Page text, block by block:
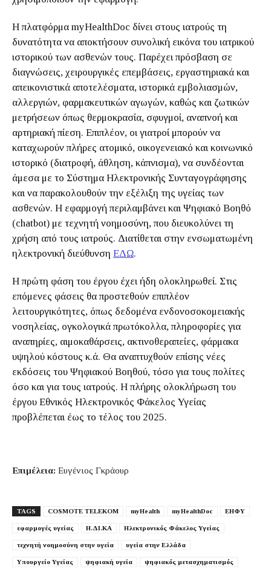
Η πλατφόρμα myHealthDoc δίνει στους ιατρούς τη
δυνατότητα να αποκτήσουν συνολική εικόνα του ιατρικού
ιστορικού των ασθενών τους. Παρέχει πρόσβαση σε
διαγνώσεις, χειρουργικές επεμβάσεις, εργαστηριακά και
απεικονιστικά αποτελέσματα, ιστορικά εμβολιασμών,
αλλεργιών, φαρμακευτικών αγωγών, καθώς και ζωτικών
μετρήσεων όπως θερμοκρασία, σφυγμοί, αναπνοή και
αρτηριακή πίεση. Επιπλέον, οι γιατροί μπορούν να
καταχωρούν πλήρες ατομικό, οικογενειακό και κοινωνικό
ιστορικό (διατροφή, άθληση, κάπνισμα), να συνδέονται
άμεσα με το Σύστημα Ηλεκτρονικής Συνταγογράφησης
και να παρακολουθούν την εξέλιξη της υγείας των
ασθενών. Η εφαρμογή περιλαμβάνει και Ψηφιακό Βοηθό
(chatbot) με τεχνητή νοημοσύνη, που διευκολύνει τη
χρήση από τους ιατρούς. Διατίθεται στην ενσωματωμένη
ηλεκτρονική διεύθυνση ΕΔΩ.
Η πρώτη φάση του έργου έχει ήδη ολοκληρωθεί. Στις
επόμενες φάσεις θα προστεθούν επιπλέον
λειτουργικότητες, όπως δεδομένα ενδονοσοκομειακής
νοσηλείας, ογκολογικά πρωτόκολλα, πληροφορίες για
αναπηρίες, αιμοκαθάρσεις, ακτινοθεραπείες, φάρμακα
υψηλού κόστους κ.ά. Θα αναπτυχθούν επίσης νέες
εκδόσεις του Ψηφιακού Βοηθού, τόσο για τους πολίτες
όσο και για τους ιατρούς. Η πλήρης ολοκλήρωση του
έργου Εθνικός Ηλεκτρονικός Φάκελος Υγείας
προβλέπεται έως το τέλος του 2025.
Επιμέλεια: Ευγένιος Γκράουρ
TAGS COSMOTE TELEKOM myHealth myHealthDoc ΕΗΦΥ
εφαρμογές υγείας Η.ΔΙ.ΚΑ Ηλεκτρονικός Φάκελος Υγείας
τεχνητή νοημοσύνη στην υγεία υγεία στην Ελλάδα
Υπουργείο Υγείας ψηφιακή υγεία ψηφιακός μετασχηματισμός